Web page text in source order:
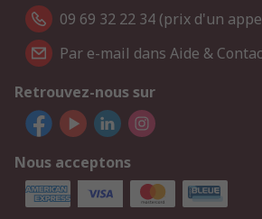
09 69 32 22 34 (prix d'un
Par e-mail dans Aide &
Retrouvez-nous sur
Nous acceptons